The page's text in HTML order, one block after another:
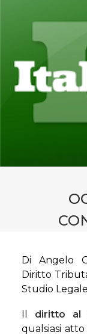
GESTIONE E
SOCIETARIO E
COMMERCIO
BANCARIO E
NEWS ED EVENTI
CONTATTI
Di Angelo
Diritto
Studio
Il diritto al
qualsiasi atto